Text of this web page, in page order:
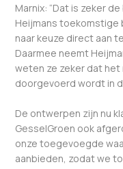
Marnix: “Dat is zeker
Heijmans
naar keuze direct aan
Daarmee neemt
weten ze zeker dat
doorgevoerd wordt in
De ontwerpen zijn nu
GesselGroen ook
onze toegevoegde
aanbieden, zodat we